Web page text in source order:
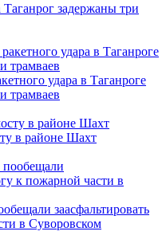
задержаны три
удара в Таганроге
трамваев
в районе Шахт
заасфальтировать
в Суворовском